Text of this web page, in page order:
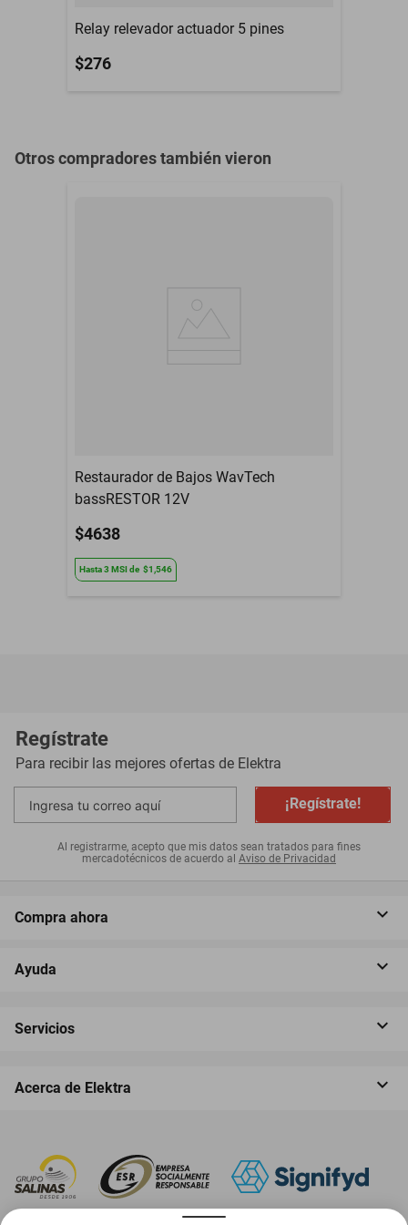
Relay relevador actuador 5 pines
$276
Otros compradores también vieron
Restaurador de Bajos WavTech
bassRESTOR 12V
$4638
Hasta3 MSIde $1,546
Regístrate
Para recibir las mejores ofertas de Elektra
¡Regístrate!
Al registrarme, acepto que mis datos sean tratados para fines
mercadotécnicos de acuerdo al Aviso de Privacidad
Compra ahora
Ayuda
Servicios
Acerca de Elektra